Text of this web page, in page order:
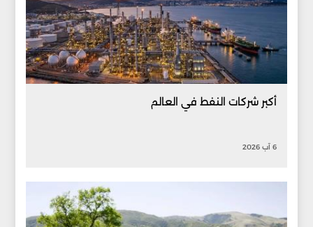
أكبر شركات النفط في العالم
6 آب 2026